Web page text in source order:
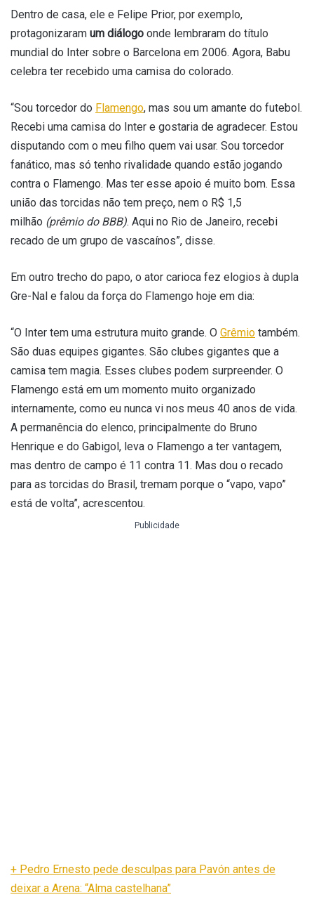
Dentro de casa, ele e Felipe Prior, por exemplo,
protagonizaram um diálogo onde lembraram do título
mundial do Inter sobre o Barcelona em 2006. Agora, Babu
celebra ter recebido uma camisa do colorado.
“Sou torcedor do Flamengo, mas sou um amante do futebol.
Recebi uma camisa do Inter e gostaria de agradecer. Estou
disputando com o meu filho quem vai usar. Sou torcedor
fanático, mas só tenho rivalidade quando estão jogando
contra o Flamengo. Mas ter esse apoio é muito bom. Essa
união das torcidas não tem preço, nem o R$ 1,5
milhão (prêmio do BBB). Aqui no Rio de Janeiro, recebi
recado de um grupo de vascaínos”, disse.
Em outro trecho do papo, o ator carioca fez elogios à dupla
Gre-Nal e falou da força do Flamengo hoje em dia:
“O Inter tem uma estrutura muito grande. O Grêmio também.
São duas equipes gigantes. São clubes gigantes que a
camisa tem magia. Esses clubes podem surpreender. O
Flamengo está em um momento muito organizado
internamente, como eu nunca vi nos meus 40 anos de vida.
A permanência do elenco, principalmente do Bruno
Henrique e do Gabigol, leva o Flamengo a ter vantagem,
mas dentro de campo é 11 contra 11. Mas dou o recado
para as torcidas do Brasil, tremam porque o “vapo, vapo”
está de volta”, acrescentou.
Publicidade
+ Pedro Ernesto pede desculpas para Pavón antes de
deixar a Arena: “Alma castelhana”